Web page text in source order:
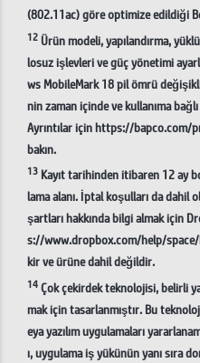
(802.11ac) göre optimize edildiği
12Ürün modeli, yapılandırma,
losuz işlevleri ve güç yönetimi
ws MobileMark 18 pil ömrü
nin zaman içinde ve kullanıma
Ayrıntılar için https://
bakın.
13 Kayıt tarihinden itibaren 12 ay
lama alanı. İptal koşulları da dahil
şartları hakkında bilgi almak için
s://www.dropbox.com/help/
kir ve ürüne dahil değildir.
14Çok çekirdek teknolojisi, belirli
mak için tasarlanmıştır. Bu
eya yazılım uygulamaları
ı, uygulama iş yükünün yanı sıra